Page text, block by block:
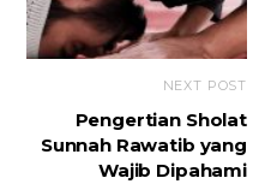
NEXT POST
Pengertian Sholat
Sunnah Rawatib yang
Wajib Dipahami